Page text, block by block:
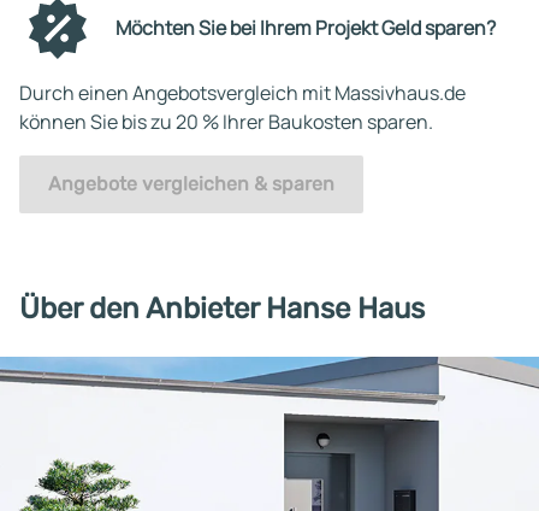
Möchten Sie bei Ihrem Projekt Geld sparen?
Durch einen Angebotsvergleich mit Massivhaus.de
können Sie bis zu 20 % Ihrer Baukosten sparen.
Angebote vergleichen & sparen
Über den Anbieter Hanse Haus